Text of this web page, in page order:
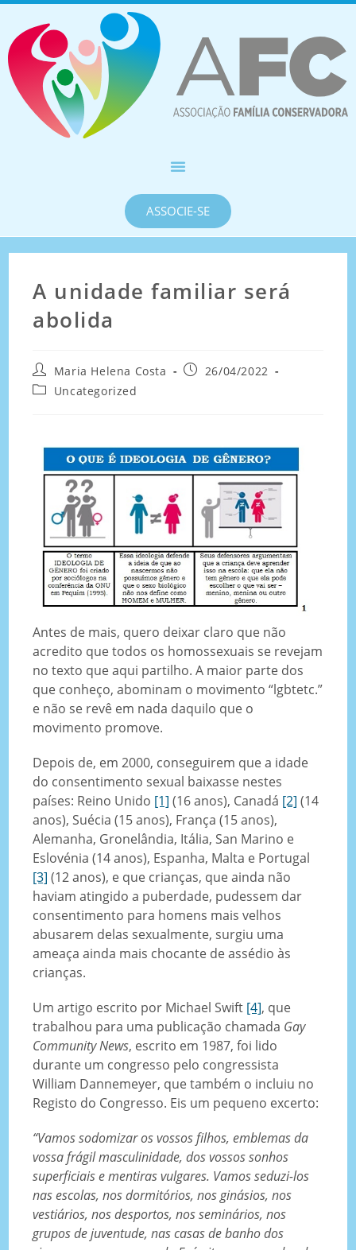
ASSOCIE-SE
A unidade familiar será
abolida
Maria Helena Costa
26/04/2022
Uncategorized
Antes de mais, quero deixar claro que não
acredito que todos os homossexuais se revejam
no texto que aqui partilho. A maior parte dos
que conheço, abominam o movimento “lgbtetc.”
e não se revê em nada daquilo que o
movimento promove.
Depois de, em 2000, conseguirem que a idade
do consentimento sexual baixasse nestes
países: Reino Unido [1] (16 anos), Canadá [2] (14
anos), Suécia (15 anos), França (15 anos),
Alemanha, Gronelândia, Itália, San Marino e
Eslovénia (14 anos), Espanha, Malta e Portugal
[3] (12 anos), e que crianças, que ainda não
haviam atingido a puberdade, pudessem dar
consentimento para homens mais velhos
abusarem delas sexualmente, surgiu uma
ameaça ainda mais chocante de assédio às
crianças.
Um artigo escrito por Michael Swift [4], que
trabalhou para uma publicação chamada Gay
Community News, escrito em 1987, foi lido
durante um congresso pelo congressista
William Dannemeyer, que também o incluiu no
Registo do Congresso. Eis um pequeno excerto:
“Vamos sodomizar os vossos filhos, emblemas da
vossa frágil masculinidade, dos vossos sonhos
superficiais e mentiras vulgares. Vamos seduzi-los
nas escolas, nos dormitórios, nos ginásios, nos
vestiários, nos desportos, nos seminários, nos
grupos de juventude, nas casas de banho dos